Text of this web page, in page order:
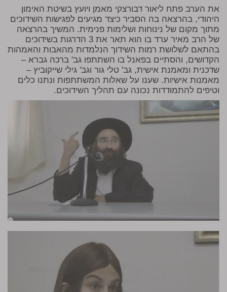
את הערב פתח ליאור דבורצקי מאמן ויועץ בשיטת האימון
היהודי, בהרצאה בה הסביר כיצד מגיעים לפגישות השידוכים
מתוך מקום של נינוחות ושלימות פנימית. המשיך בהרצאה
של הרב מאיר ערד בו הוא תאר את 3 הדרגות בשידוכים
בהתאם לשלושת רמות השידוך הנלמדות מהאבות והאמהות
הקדושים, והסתיים בפאנל בו השתתפו גב' ברכה גברא –
שדכנית ומאמנת אישית, גב' טלי גור וגב' גילי שייקוביץ –
מאמנות אישיות. שענו על שאלות המשתתפות ונתנו כלים
וטיפים להתמודדות נכונה עם תהליך השידוכים.